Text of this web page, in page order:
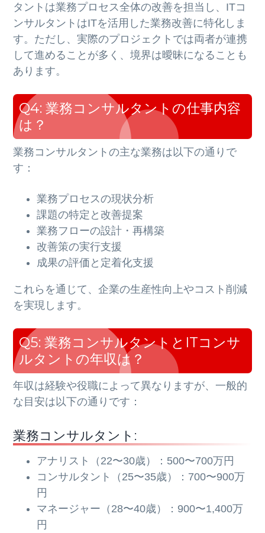
タントは業務プロセス全体の改善を担当し、ITコ
ンサルタントはITを活用した業務改善に特化しま
す。 ただし、実際のプロジェクトでは両者が連携
して進めることが多く、境界は曖昧になることも
あります。
Q4: 業務コンサルタントの仕事内容
は？
業務コンサルタントの主な業務は以下の通りで
す：
業務プロセスの現状分析
課題の特定と改善提案
業務フローの設計・再構築
改善策の実行支援
成果の評価と定着化支援
これらを通じて、企業の生産性向上やコスト削減
を実現します。
Q5: 業務コンサルタントとITコンサ
ルタントの年収は？
年収は経験や役職によって異なりますが、一般的
な目安は以下の通りです：
業務コンサルタント:
アナリスト（22〜30歳）：500〜700万円
コンサルタント（25〜35歳）：700〜900万
円
マネージャー（28〜40歳）：900〜1,400万
円